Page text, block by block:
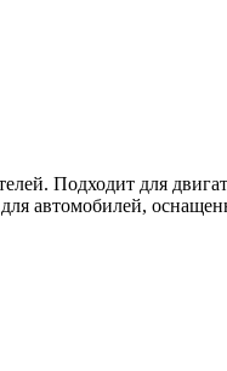
Подходит для
автомобилей,